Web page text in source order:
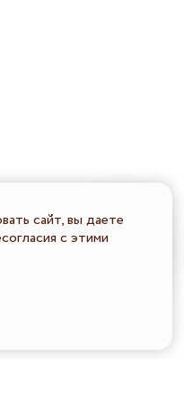
сайт, вы даете
с этими